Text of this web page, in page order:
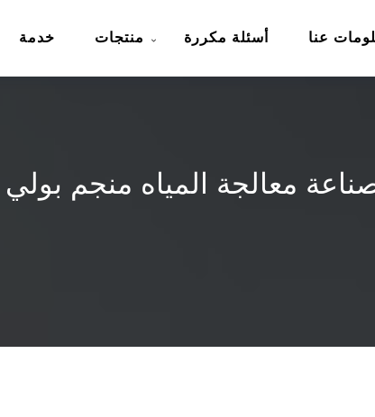
خدمة منتجات أسئلة مكررة عنا
معالجة المياه منجم